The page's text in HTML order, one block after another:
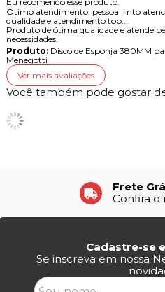
Ótimo atendimento, pessoal mto
qualidade e atendimento top...
Produto de ótima qualidade e atende
necessidades.
Produto:Disco de Esponja 380MM
Menegotti
Ver mais avaliações
Você também pode gostar
Frete
Confira
Cadastre-se
Se inscreva em nossa